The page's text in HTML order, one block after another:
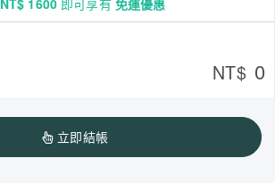
NT$ 0
立即結帳